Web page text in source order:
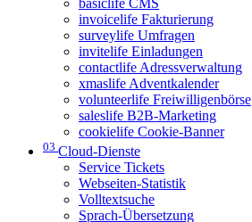
basiclife CMS
invoicelife Fakturierung
surveylife Umfragen
invitelife Einladungen
contactlife Adressverwaltung
xmaslife Adventkalender
volunteerlife Freiwilligenbörse
saleslife B2B-Marketing
cookielife Cookie-Banner
03 Cloud-Dienste
Service Tickets
Webseiten-Statistik
Volltextsuche
Sprach-Übersetzung